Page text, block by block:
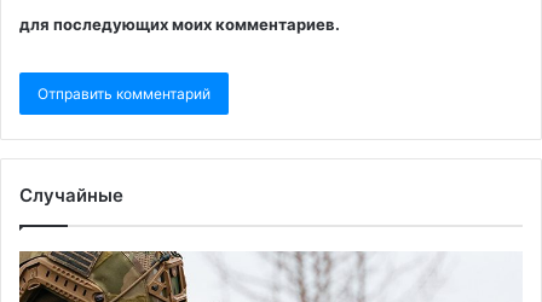
для последующих моих комментариев.
Случайные
Сырский
заявил